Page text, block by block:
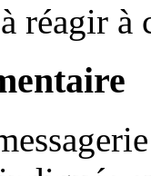
réagir à